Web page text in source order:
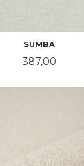
SUMBA
Pris
387,00